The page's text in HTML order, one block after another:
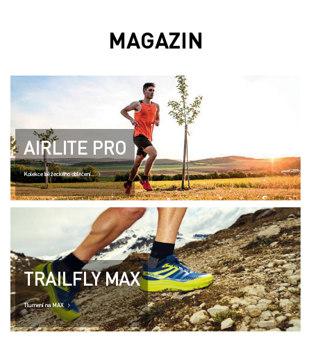
MAGAZIN
AIRLITE PRO
Kolekce běžeckého oblečení..
TRAILFLY MAX
Tlumení na MAX